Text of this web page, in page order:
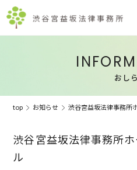
おし
top お知らせ 渋谷宮益坂法律事務所
渋谷宮益坂法律事務所
ル